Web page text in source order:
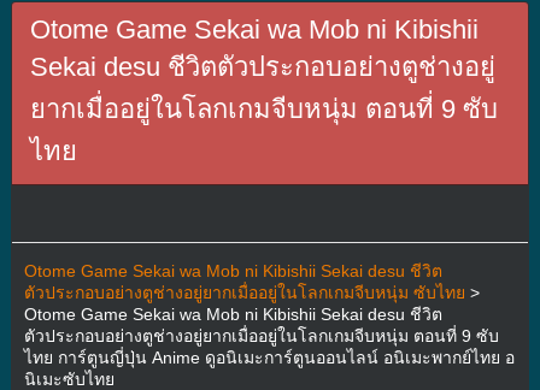
Otome Game Sekai wa Mob ni Kibishii
Sekai desu ชีวิตตัวประกอบอย่างตูช่างอยู่
ยากเมื่ออยู่ในโลกเกมจีบหนุ่ม ตอนที่ 9 ซับ
ไทย
Otome Game Sekai wa Mob ni Kibishii Sekai desu ชีวิต
ตัวประกอบอย่างตูช่างอยู่ยากเมื่ออยู่ในโลกเกมจีบหนุ่ม ซับไทย >
Otome Game Sekai wa Mob ni Kibishii Sekai desu ชีวิต
ตัวประกอบอย่างตูช่างอยู่ยากเมื่ออยู่ในโลกเกมจีบหนุ่ม ตอนที่ 9 ซับ
ไทย การ์ตูนญี่ปุ่น Anime ดูอนิเมะการ์ตูนออนไลน์ อนิเมะพากย์ไทย อ
นิเมะซับไทย